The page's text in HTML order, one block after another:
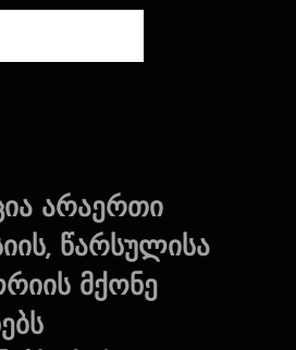
არაერთი
წარსულისა
მქონე